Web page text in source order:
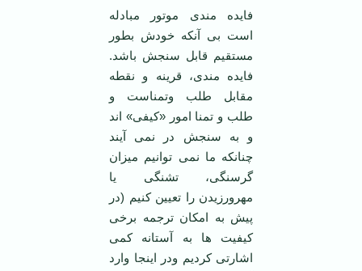
فایده مندی موتور مبادله
است بی آنکه خودش بطور
مستقیم قابل سنجش باشد.
فایده مندی، قرینه و نقطه
مقابل طلب وتمناست و
طلب و تمنا امور «کیفی» اند
و به سنجش در نمی آیند
چنانکه ما نمی توانیم میزان
گرسنگی، تشنگی یا
مهرورزیدن را تعیین کنیم (در
پیش به امکان ترجمه برخی
کیفیت ها به آستانه کمی
اشارتی کردیم ودر اینجا وارد